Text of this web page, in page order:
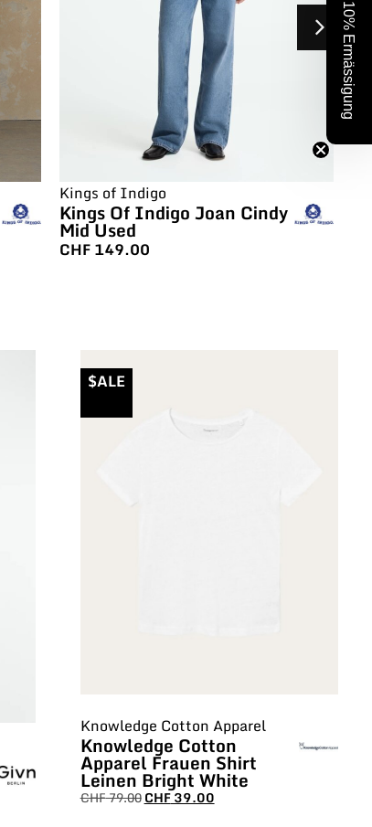
Kings of Indigo
Kings Of Indigo Joan Cindy
Mid Used
CHF149.00
$ALE
Knowledge Cotton Apparel
Knowledge Cotton
Apparel Frauen Shirt
Leinen Bright White
CHF79.00 CHF39.00
10% Ermässigung